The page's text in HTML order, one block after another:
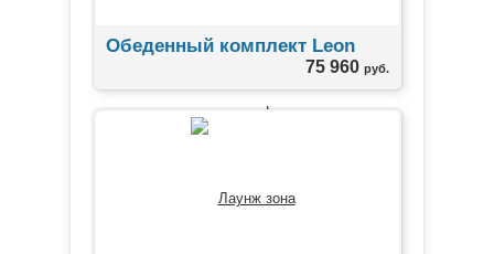
Обеденный комплект Leon
75 960 руб.